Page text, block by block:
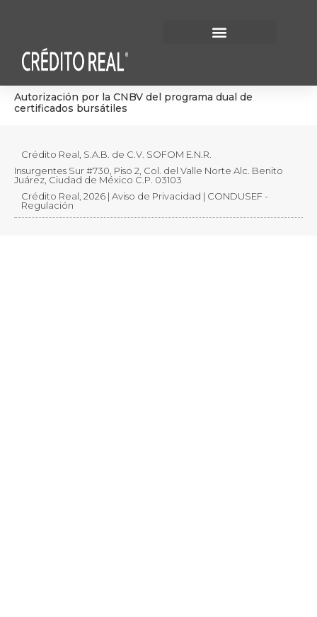
Autorización por la CNBV del programa dual de
certificados bursátiles
Crédito Real, S.A.B. de C.V. SOFOM E.N.R.
Insurgentes Sur #730, Piso 2, Col. del Valle Norte Alc. Benito
Juárez, Ciudad de México C.P. 03103
Crédito Real, 2026 | Aviso de Privacidad | CONDUSEF -
Regulación